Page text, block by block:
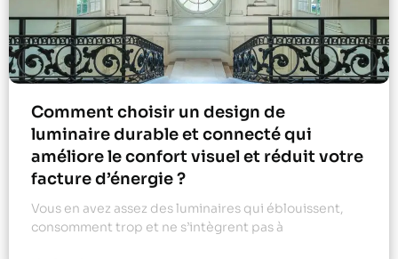
Comment choisir un design de
luminaire durable et connecté qui
améliore le confort visuel et réduit votre
facture d’énergie ?
Vous en avez assez des luminaires qui éblouissent,
consomment trop et ne s’intègrent pas à